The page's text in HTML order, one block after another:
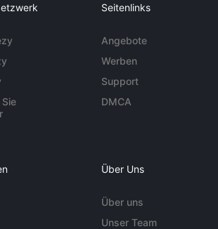
Seitenlinks
Angebote
Werben
Support
DMCA
Über Uns
Über uns
Unser Team